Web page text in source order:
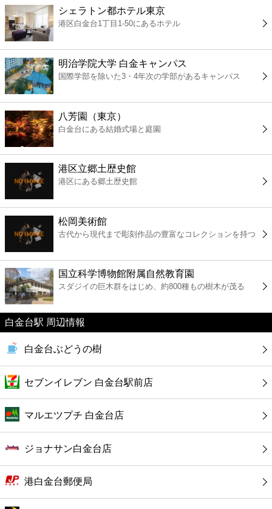
コンビニ
薬局
スーパー
エンタメ
書店
ファミレス
ファーストフード
カフェ
ショッピング
公共
病院
シェラトン都ホテル東京
港区白金台1丁目1-50にあるホテル
明治学院大学 白金キャンパス
国際学部を除いた3・4年次の学部があるキャンパス
八芳園（東京）
白金台にある結婚式場と庭園
港区立郷土歴史館
港区にある郷土歴史館
松岡美術館
古代から現代まで彫刻作品の豊富なコレクションを持つ
国立科学博物館附属自然教育園
スダジイの巨木群をはじめ、約800種もの樹木が茂る
白金台駅 周辺情報
白金台ぶどうの樹
セブンイレブン 白金台駅前店
マルエツプチ 白金台店
ジョナサン白金台店
港白金台郵便局